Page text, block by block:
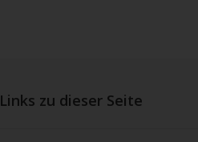
Links zu dieser Seite